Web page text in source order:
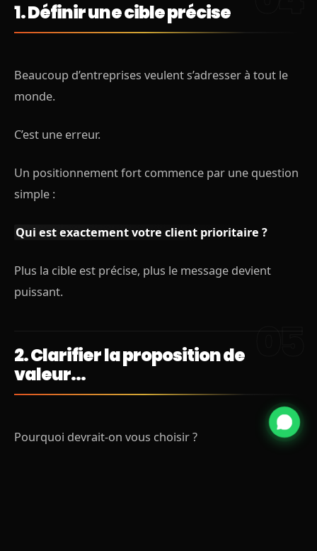
1. Définir une cible précise
Beaucoup d’entreprises veulent s’adresser à tout le
monde.
C’est une erreur.
Un positionnement fort commence par une question
simple :
Qui est exactement votre client prioritaire ?
Plus la cible est précise, plus le message devient
puissant.
2. Clarifier la proposition de
valeur…
Pourquoi devrait-on vous choisir ?